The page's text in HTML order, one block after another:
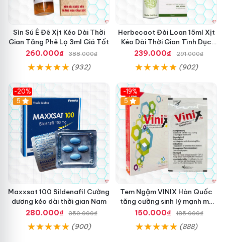
Sìn Sú Ê Đê Xịt Kéo Dài Thời
Gian Tăng Phê Lọ 3ml Giá Tốt
260.000₫
388.000₫
(932)
Herbecaot Đài Loan 15ml Xịt
Kéo Dài Thời Gian Tình Dục
Hiệu Quả
239.000₫ 291.000₫
(902)
-20%
5
Maxxsat 100 Sildenafil Cường
dương kéo dài thời gian Nam
280.000₫
350.000₫
(900)
-19%
5
Tem Ngậm VINIX Hàn Quốc
tăng cường sinh lý mạnh mẽ
hiệu quả
150.000₫ 185.000₫
(888)